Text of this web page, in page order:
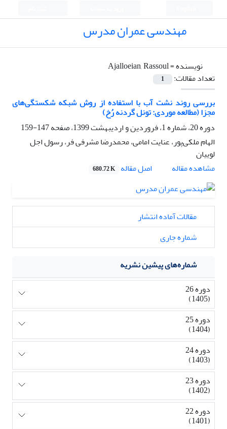
مهندسی عمران مدرس
نویسنده =Ajalloeian, Rassoul
تعداد مقالات:
1
بررسی روند نشت آب با استفاده از روش شبکه شکستگی‌های
مجزا (مطالعه موردی: تونل گردنه رُخ)
دوره 20، شماره 1، فروردین و اردیبهشت 1399، صفحه
147-159
الهام ملکی‌پور، عنایت امامی، محمدرضا مشرفی فر، رسول اجل
لوییان
مشاهده مقاله
اصل مقاله 680.72 K
مقالات آماده انتشار
شماره جاری
شماره‌های پیشین نشریه
دوره 26
(1405)
دوره 25
(1404)
دوره 24
(1403)
دوره 23
(1402)
دوره 22
(1401)